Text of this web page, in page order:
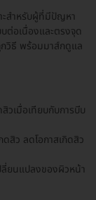
ะสำหรับผู้ที่มีปัญหา
ต่อเนื่องและตรงจุด
กวิธี พร้อมมาส์กดูแล
วเมื่อเทียบกับการบีบ
สิว ลดโอกาสเกิดสิว
ลี่ยนแปลงของผิวหน้า